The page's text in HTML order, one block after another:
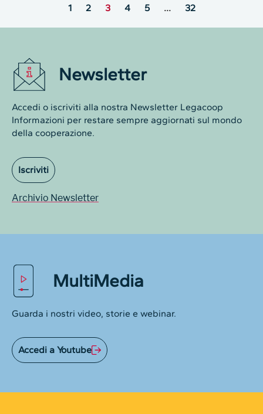
1 2 3 4 5 … 32
Newsletter
Accedi o iscriviti alla nostra Newsletter Legacoop
Informazioni per restare sempre aggiornati sul mondo
della cooperazione.
Iscriviti
Archivio Newsletter
MultiMedia
Guarda i nostri video, storie e webinar.
Accedi a Youtube